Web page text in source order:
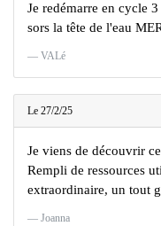
Je redémarre en cycle
sors la tête de l'eau
VALé
Le 27/2/25
Je viens de découvrir
Rempli de ressources
extraordinaire, un tout
Joanna